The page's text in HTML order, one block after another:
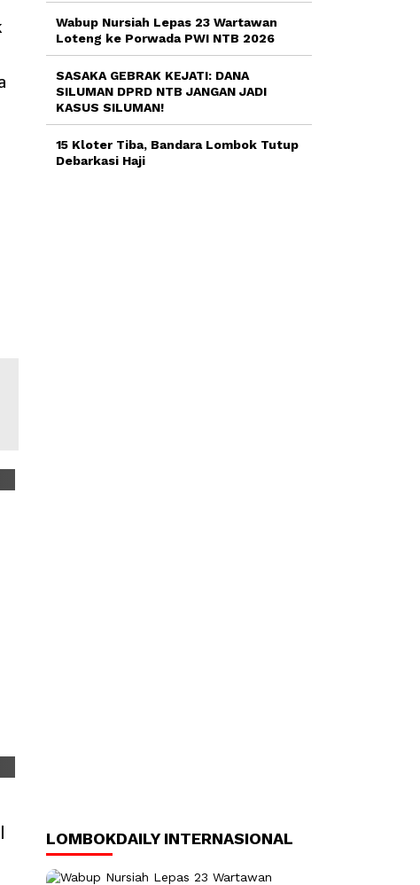
Wabup Nursiah Lepas 23 Wartawan
Loteng ke Porwada PWI NTB 2026
SASAKA GEBRAK KEJATI: DANA
SILUMAN DPRD NTB JANGAN JADI
KASUS SILUMAN!
15 Kloter Tiba, Bandara Lombok Tutup
Debarkasi Haji
LOMBOKDAILY INTERNASIONAL